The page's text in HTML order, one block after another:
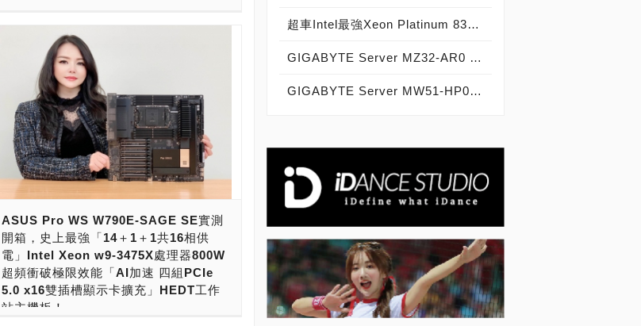
智慧電腦」變得炙手可熱。 自從ChatGPT引
爆了Generative AI（生成式人工智慧）風
潮，AI人工智慧的Training（訓練）與
Inference（推論）變得相當重要，而要運行這
樣的運算，必須藉助Intel與AMD的新一代工作
站、伺服器的幫忙，需要有強大的處理器運算
平台，才有足夠的PCIe 5.0 x16通道擴充槽，
可以擴充更多張的顯示卡來進行加速。同時，
也需要大容量超高速的記憶體加速運算。這時
候，Intel W790平台與AMD TRX50、WRX
90平台，就能發揮DDR5 R-DIMM四記憶體通
道，與DDR5 R-DIMM八記憶體通道的戰鬥
力，能將記憶體存取速度拉升到200GB/Sec以
上，加速AI人工智慧的Training（訓練）與
Inference（推論）工作。 記憶體模組大廠威
剛科技，針對Intel第四、五代Xeon Scalable
伺服器處理器平台，與AMD的AMD EPYC
ASUS Pro WS W790E-SAGE SE實測
開箱，史上最強「14＋1＋1共16相供
電」Intel Xeon w9-3475X處理器800W
超頻衝破極限效能「AI加速 四組PCIe
5.0 x16雙插槽顯示卡擴充」HEDT工作
站主機板！
超車Intel最強Xeon Platinum 8380處理器2.8倍性能！AMD第四代EPYC 9004系列正式登場，引進12通道DDR5-4800記憶體、PCIe 5.0、CXL記憶體與最高96核心192執行緒戰鬥力，霄龍EPYC 9654榮登伺服器處理器世界之王！
GIGABYTE Server MZ32-AR0 Server主機板實測開箱，體驗AMD EPYC 7742處理器的強大戰鬥力！
GIGABYTE Server MW51-HP0工作站主機板實測開箱，打造完美遊戲多開、多虛擬機、影音轉檔超順暢超強電腦！